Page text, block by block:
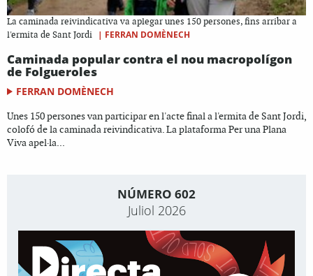
La caminada reivindicativa va aplegar unes 150 persones, fins arribar a
l'ermita de Sant Jordi
| FERRAN DOMÈNECH
Caminada popular contra el nou macropolígon
de Folgueroles
FERRAN DOMÈNECH
Unes 150 persones van participar en l'acte final a l'ermita de Sant Jordi,
colofó de la caminada reivindicativa. La plataforma Per una Plana
Viva apel·la...
NÚMERO 602
Juliol 2026